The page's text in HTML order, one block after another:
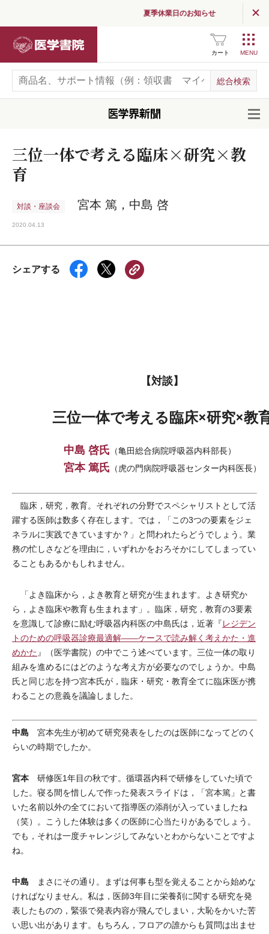
夏季休業日のお知らせ
カート
三位一体で考える臨床×研究×教
育
対談・座談会 宮本 篤，中島 啓
2020.04.13
シェアする
【対談】
三位一体で考える臨床×研究×教
中島 啓氏 （亀田総合病院呼吸器内科部長）
宮本 篤氏 （虎の門病院呼吸器センター内科医長）
臨床，研究，教育。それぞれの分野でスペシャリストとして活
躍する医師は数多く存在します。では，「この3つの要素をジェ
ネラルに実践できていますか？」と問われたらどうでしょう。業
務の忙しさなどを理由に，いずれかをおろそかにしてしまってい
ることもあるかもしれません。
「よき臨床から，よき教育と研究が生まれます。よき研究か
ら，よき臨床や教育も生まれます」。臨床，研究，教育の3要素
を意識して診療に励む呼吸器内科医の中島氏は，近著『レジデン
トのための呼吸器診療最適解――ケースで読み解く考えかた・進
めかた 』（医学書院）の中でこう述べています。三位一体の取り
組みを進めるにはどのような考え方が必要なのでしょうか。中島
氏と同じ志を持つ宮本氏が，臨床・研究・教育全てに臨床医が携
わることの意義を議論しました。
中島 宮本先生が初めて研究発表をしたのは医師になってどのく
らいの時期でしたか。
宮本 研修医1年目の秋です。循環器内科で研修をしていた頃で
した。寝る間を惜しんで作った発表スライドは，「宮本篤」と書
いた名前以外の全てにおいて指導医の添削が入っていましたね
（笑）。こうした体験は多くの医師に心当たりがあるでしょう。
でも，それは一度チャレンジしてみないとわからないことですよ
ね。
中島 まさにその通り。まずは何事も型を覚えることから始めな
ければなりません。私は，医師3年目に栄養剤に関する研究を発
表したものの，緊張で発表内容が飛んでしまい，大恥をかいた苦
い思い出があります。もちろん，フロアの誰からも質問は出ませ